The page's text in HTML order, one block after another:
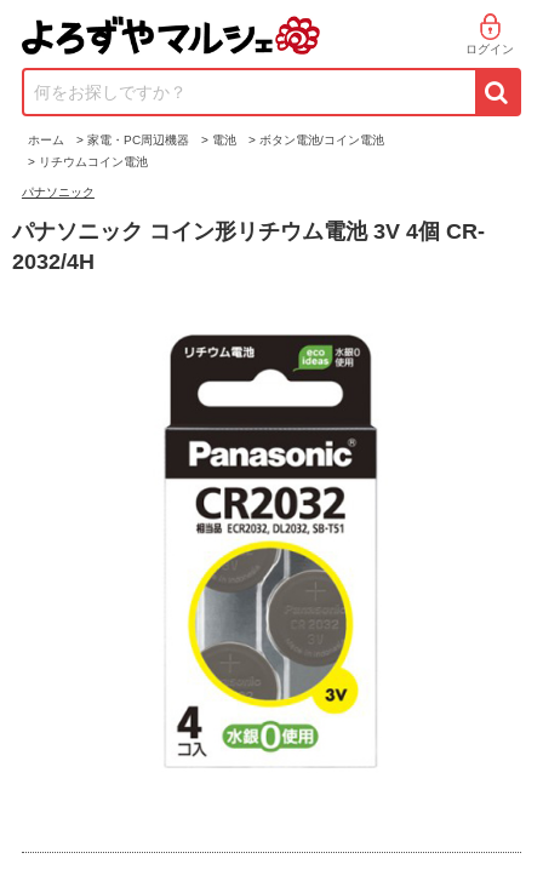
ログイン
何をお探しですか？
ホーム > 家電・PC周辺機器 > 電池 > ボタン電池/コイン電池
> リチウムコイン電池
パナソニック
パナソニック コイン形リチウム電池 3V 4個 CR-
2032/4H